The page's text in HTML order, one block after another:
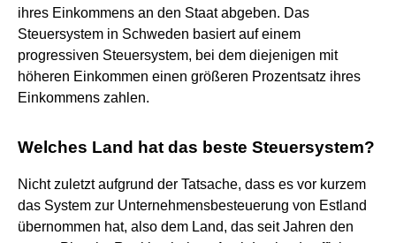
ihres Einkommens an den Staat abgeben. Das
Steuersystem in Schweden basiert auf einem
progressiven Steuersystem, bei dem diejenigen mit
höheren Einkommen einen größeren Prozentsatz ihres
Einkommens zahlen.
Welches Land hat das beste Steuersystem?
Nicht zuletzt aufgrund der Tatsache, dass es vor kurzem
das System zur Unternehmensbesteuerung von Estland
übernommen hat, also dem Land, das seit Jahren den